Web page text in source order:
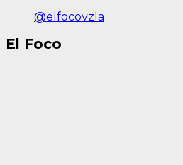
@elfocovzla
El Foco